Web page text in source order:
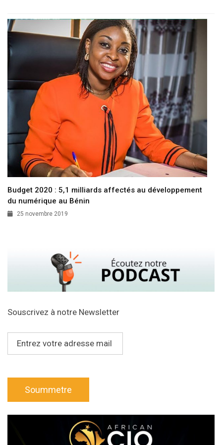
Budget 2020 : 5,1 milliards affectés au développement
du numérique au Bénin
25 novembre 2019
Souscrivez à notre Newsletter